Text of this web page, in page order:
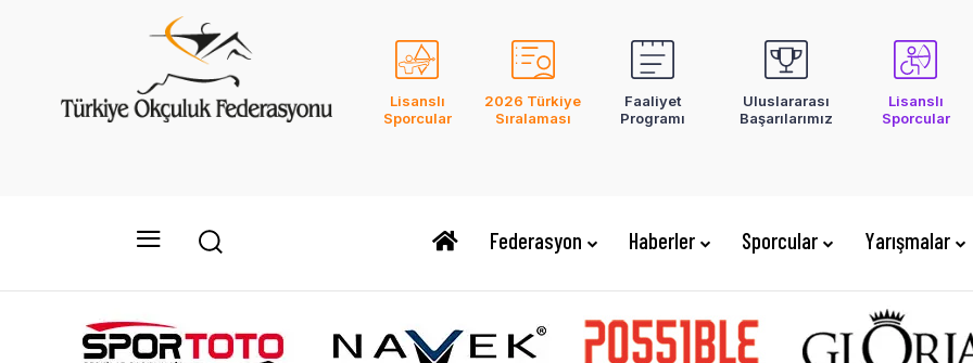
Lisanslı
Sporcular
2026 Türkiye
Sıralaması
Faaliyet
Programı
Uluslararası
Başarılarımız
Lisanslı
Sporcular
Federasyon Haberler Sporcular Yarışmalar